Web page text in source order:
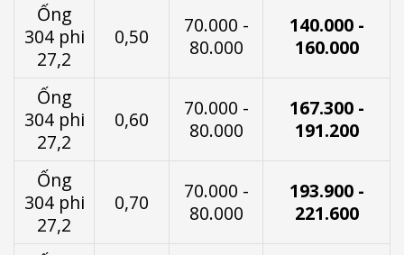
Ống
304 phi
27,2
0,50
70.000 -
80.000
140.000 -
160.000
Ống
304 phi
27,2
0,60
70.000 -
80.000
167.300 -
191.200
Ống
304 phi
27,2
0,70
70.000 -
80.000
193.900 -
221.600